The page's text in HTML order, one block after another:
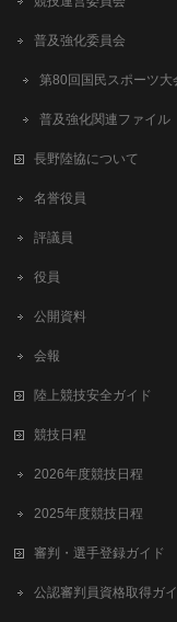
普及強化委員会
第80回国民スポーツ
普及強化関連ファイル
長野陸協について
名誉役員
評議員
役員
公開資料
会報
陸上競技安全ガイド
競技日程
2026年度競技日程
2025年度競技日程
審判・選手登録ガイド
公認審判員資格取得ガ